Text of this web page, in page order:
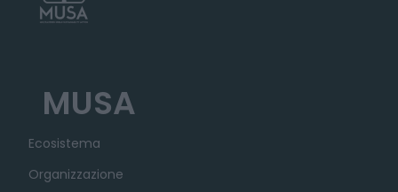
MUSA
Ecosistema
Organizzazione